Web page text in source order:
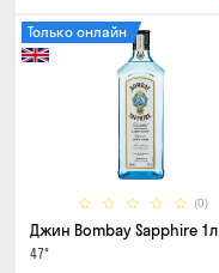
(0)
Только онлайн
Джин Bombay Sapphire 1л
47°